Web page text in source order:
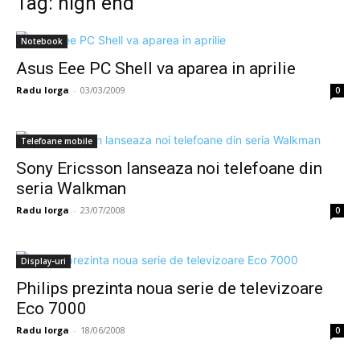
Notebook
Asus Eee PC Shell va aparea in aprilie
Radu Iorga - 03/03/2009 0
Telefoane mobile
Sony Ericsson lanseaza noi telefoane din
seria Walkman
Radu Iorga - 23/07/2008 0
Display-uri
Philips prezinta noua serie de televizoare
Eco 7000
Radu Iorga - 18/06/2008 0